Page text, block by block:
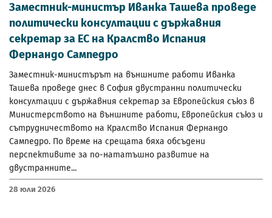
Заместник-министър Иванка Ташева проведе
политически консултации с държавния
секретар за ЕС на Кралство Испания
Фернандо Сампедро
Заместник-министърът на външните работи Иванка
Ташева проведе днес в София двустранни политически
консултации с държавния секретар за Европейския съюз в
Министерството на външните работи, Европейския съюз и
сътрудничеството на Кралство Испания Фернандо
Сампедро. По време на срещата бяха обсъдени
перспективите за по-нататъшно развитие на
двустранните...
28 Юли 2026